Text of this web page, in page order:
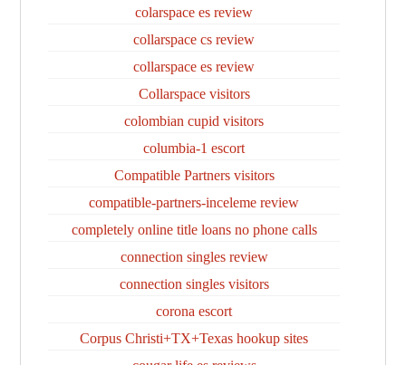
colarspace es review
collarspace cs review
collarspace es review
Collarspace visitors
colombian cupid visitors
columbia-1 escort
Compatible Partners visitors
compatible-partners-inceleme review
completely online title loans no phone calls
connection singles review
connection singles visitors
corona escort
Corpus Christi+TX+Texas hookup sites